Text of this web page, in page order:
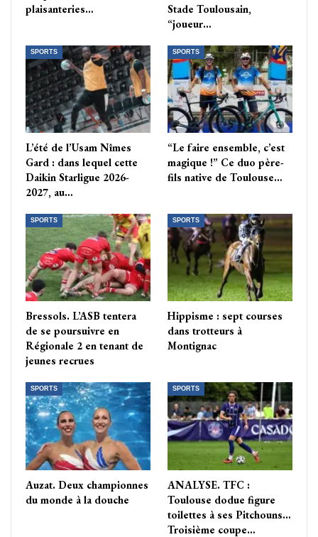
plaisanteries…
Stade Toulousain,
“joueur…
SPORTS
L’été de l’Usam Nîmes
Gard : dans lequel cette
Daikin Starligue 2026-
2027, au…
SPORTS
“Le faire ensemble, c’est
magique !” Ce duo père-
fils native de Toulouse…
SPORTS
Bressols. L’ASB tentera
de se poursuivre en
Régionale 2 en tenant de
jeunes recrues
SPORTS
Hippisme : sept courses
dans trotteurs à
Montignac
SPORTS
Auzat. Deux championnes
du monde à la douche
SPORTS
ANALYSE. TFC :
Toulouse dodue figure
toilettes à ses Pitchouns…
Troisième coupe…